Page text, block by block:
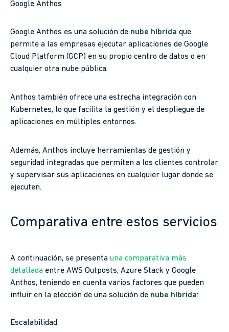
Google Anthos
Google Anthos es una solución de nube híbrida que
permite a las empresas ejecutar aplicaciones de Google
Cloud Platform (GCP) en su propio centro de datos o en
cualquier otra nube pública.
Anthos también ofrece una estrecha integración con
Kubernetes, lo que facilita la gestión y el despliegue de
aplicaciones en múltiples entornos.
Además, Anthos incluye herramientas de gestión y
seguridad integradas que permiten a los clientes controlar
y supervisar sus aplicaciones en cualquier lugar donde se
ejecuten.
Comparativa entre estos servicios
A continuación, se presenta una comparativa más
detallada entre AWS Outposts, Azure Stack y Google
Anthos, teniendo en cuenta varios factores que pueden
influir en la elección de una solución de nube híbrida:
Escalabilidad